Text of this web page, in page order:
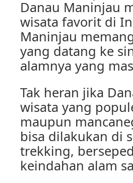
Danau Maninjau
wisata favorit di
Maninjau
yang datang ke
alamnya yang
Tak heran jika
wisata yang
maupun
bisa dilakukan di
trekking,
keindahan alam